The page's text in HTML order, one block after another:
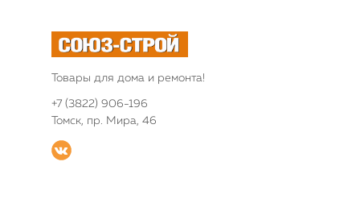
Товары для дома и ремонта!
+7 (3822) 906-196
Томск, пр. Мира, 46